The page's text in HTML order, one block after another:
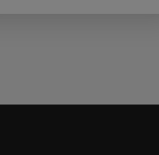
מידע